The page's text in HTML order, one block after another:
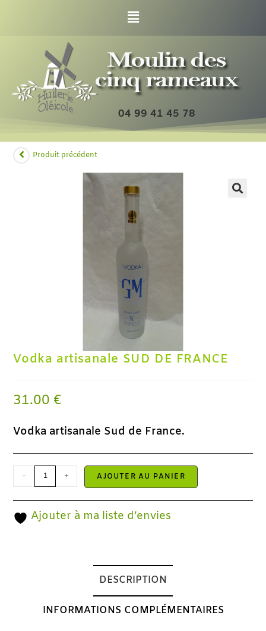
04 99 41 45 78
Produit précédent
Vodka artisanale SUD DE FRANCE
31.00 €
Vodka artisanale Sud de France.
- + AJOUTER AU PANIER
Ajouter à ma liste d’envies
DESCRIPTION
INFORMATIONS COMPLÉMENTAIRES